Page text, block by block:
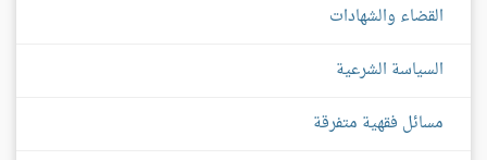
القضاء والشهادات
السياسة الشرعية
مسائل فقهية متفرقة